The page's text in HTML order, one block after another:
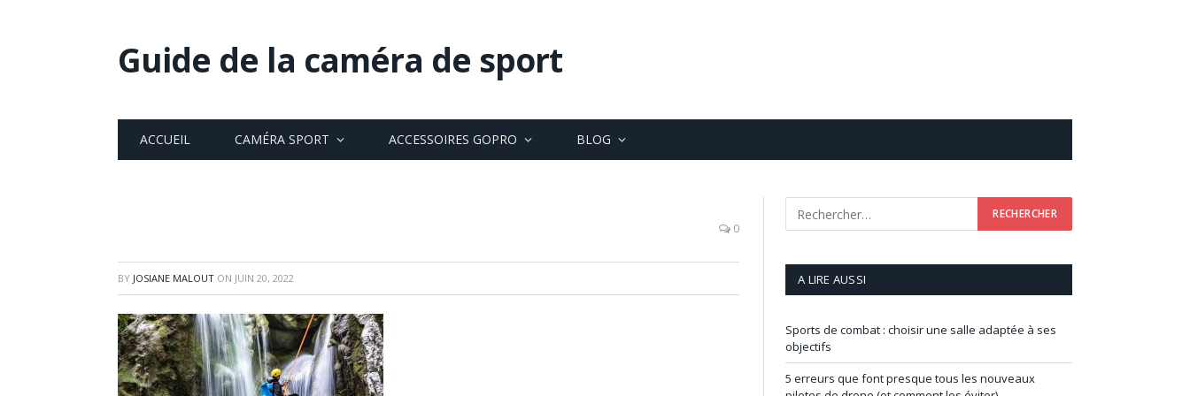
Guide de la caméra de sport
ACCUEIL CAMÉRA SPORT ACCESSOIRES GOPRO BLOG
0
BY JOSIANE MALOUT ON JUIN 20, 2022 A LIRE AUSSI
Sports de combat : choisir une salle adaptée à ses
objectifs
5 erreurs que font presque tous les nouveaux